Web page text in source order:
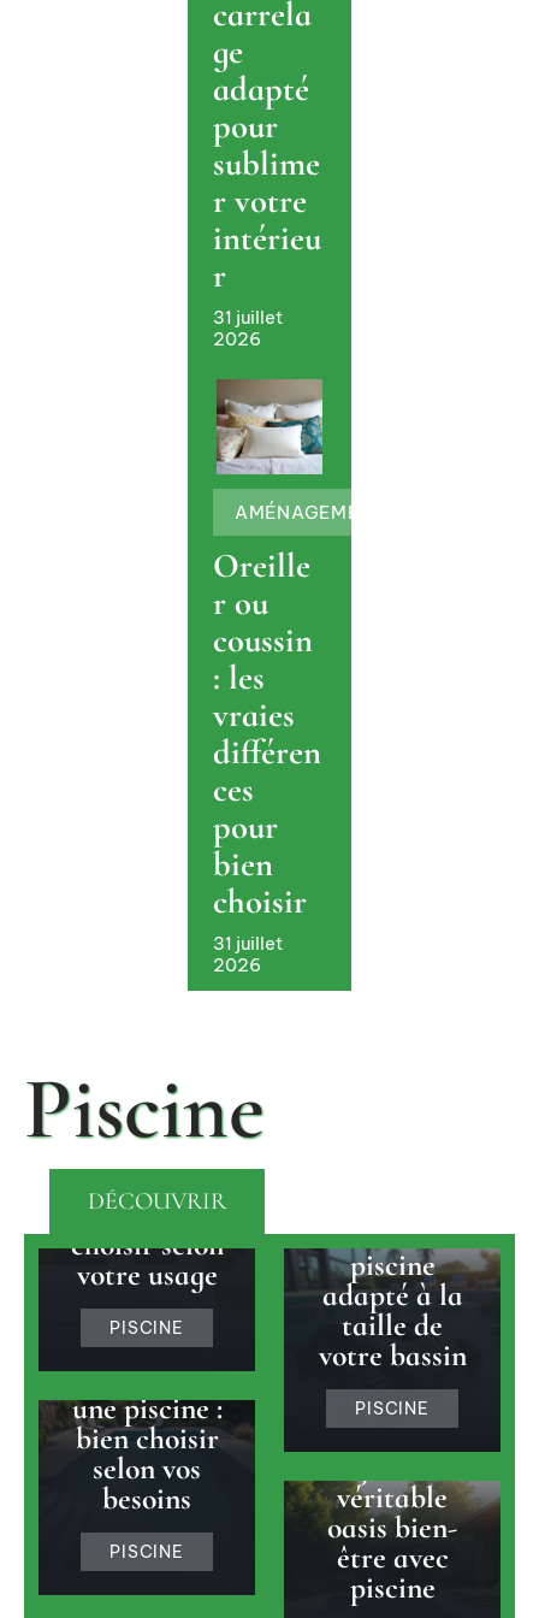
carrela
ge
adapté
pour
sublime
r votre
intérieu
r
31 juillet
2026
AMÉNAGEMENT
Oreille
r ou
coussin
: les
vraies
différen
ces
pour
bien
choisir
31 juillet
2026
Piscine
DÉCOUVRIR
électrique,
volet manuel
rail : quelle
solution
choisir selon
votre usage
PISCINE
Profondeur
adaptée pour
une piscine :
bien choisir
selon vos
besoins
PISCINE
Prix piscine
robot de
piscine
adapté à la
taille de
votre bassin
PISCINE
Transformer
véritable
oasis bien-
être avec
piscine